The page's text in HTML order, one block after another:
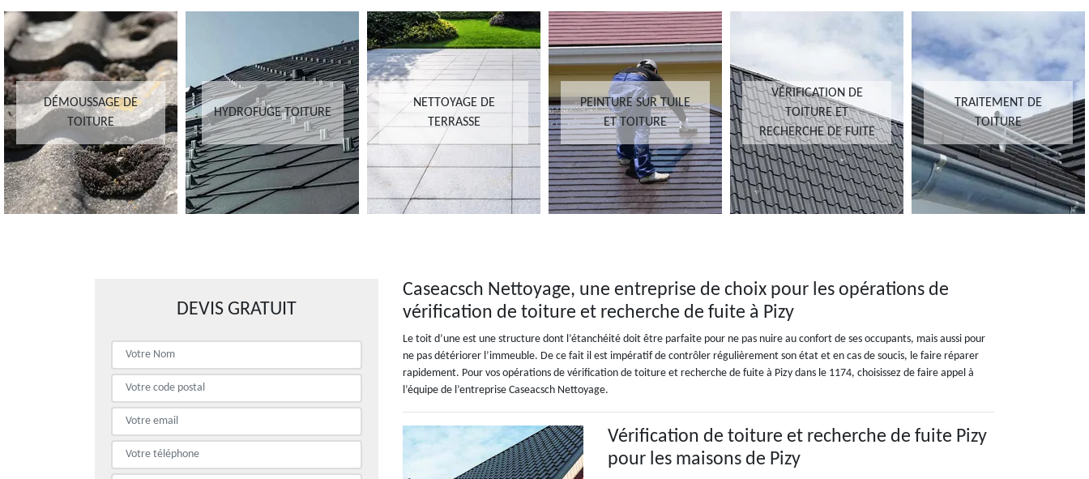
DÉMOUSSAGE DE
TOITURE
HYDROFUGE TOITURE
NETTOYAGE DE
TERRASSE
PEINTURE SUR TUILE
ET TOITURE
VÉRIFICATION DE
TOITURE ET
RECHERCHE DE FUITE
TRAITEMENT DE
TOITURE
DEVIS GRATUIT
Caseacsch Nettoyage, une entreprise de choix pour les opérations de
vérification de toiture et recherche de fuite à Pizy
Le toit d’une est une structure dont l’étanchéité doit être parfaite pour ne pas nuire au confort de ses occupants, mais aussi pour
ne pas détériorer l’immeuble. De ce fait il est impératif de contrôler régulièrement son état et en cas de soucis, le faire réparer
rapidement. Pour vos opérations de vérification de toiture et recherche de fuite à Pizy dans le 1174, choisissez de faire appel à
l’équipe de l’entreprise Caseacsch Nettoyage.
Vérification de toiture et recherche de fuite Pizy
pour les maisons de Pizy